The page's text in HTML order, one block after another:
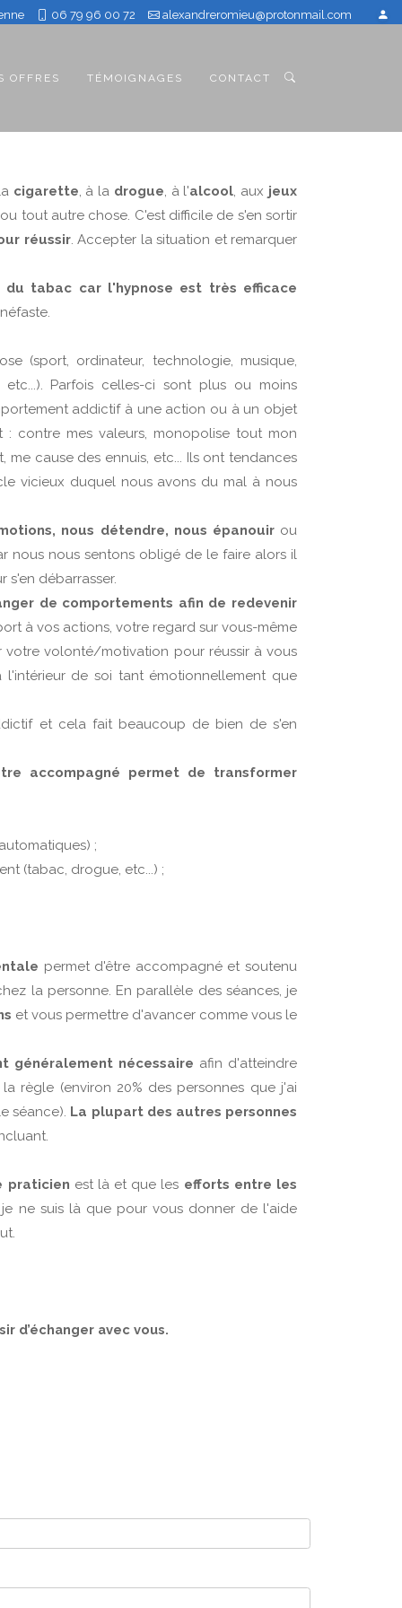
06 79 96 00 72 alexandreromieu@protonmail.com
OFFRES TÉMOIGNAGES CONTACT
cigarette, à la drogue, à l'alcool, aux jeux
ou tout autre chose. C'est difficile de s'en sortir
réussir. Accepter la situation et remarquer
du tabac car l'hypnose est très efficace
(sport, ordinateur, technologie, musique,
Parfois celles-ci sont plus ou moins
addictif à une action ou à un objet
contre mes valeurs, monopolise tout mon
cause des ennuis, etc... Ils ont tendances
vicieux duquel nous avons du mal à nous
nous détendre, nous épanouirou
nous nous sentons obligé de le faire alors il
s'en débarrasser.
de comportements afin de redevenir
à vos actions, votre regard sur vous-même
volonté/motivation pour réussir à vous
de soi tant émotionnellement que
et cela fait beaucoup de bien de s'en
accompagné permet de transformer
;
(tabac, drogue, etc...) ;
permet d'être accompagné et soutenu
la personne. En parallèle des séances, je
et vous permettre d'avancer comme vous le
généralement nécessaire afin d'atteindre
règle (environ 20% des personnes que j'ai
séance). La plupart des autres personnes
praticien est là et que les efforts entre les
ne suis là que pour vous donner de l'aide
d’échanger avec vous.